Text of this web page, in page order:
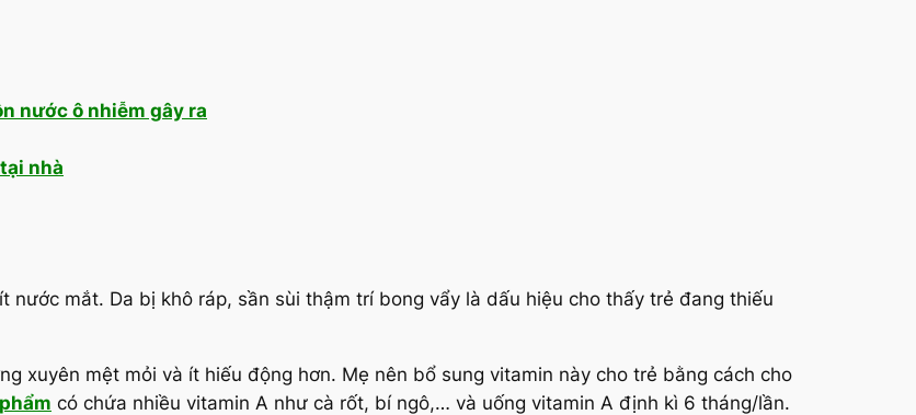
nước ô nhiễm gây ra
nhà
nước mắt. Da bị khô ráp, sần sùi thậm trí bong vẩy là dấu hiệu cho thấy trẻ đang thiếu
xuyên mệt mỏi và ít hiếu động hơn. Mẹ nên bổ sung vitamin này cho trẻ bằng cách cho
có chứa nhiều vitamin A như cà rốt, bí ngô,… và uống vitamin A định kì 6 tháng/lần.